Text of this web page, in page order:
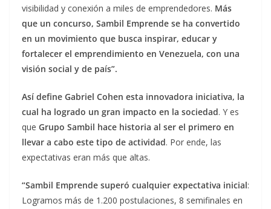
visibilidad y conexión a miles de emprendedores. Más
que un concurso, Sambil Emprende se ha convertido
en un movimiento que busca inspirar, educar y
fortalecer el emprendimiento en Venezuela, con una
visión social y de país”.
Así define Gabriel Cohen esta innovadora iniciativa, la
cual ha logrado un gran impacto en la sociedad. Y es
que Grupo Sambil hace historia al ser el primero en
llevar a cabo este tipo de actividad. Por ende, las
expectativas eran más que altas.
“Sambil Emprende superó cualquier expectativa inicial:
Logramos más de 1.200 postulaciones, 8 semifinales en